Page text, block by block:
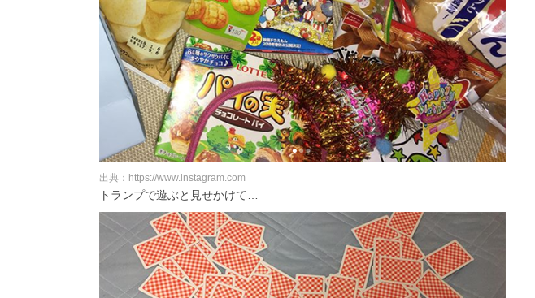
出典：https://www.instagram.com
トランプで遊ぶと見せかけて…